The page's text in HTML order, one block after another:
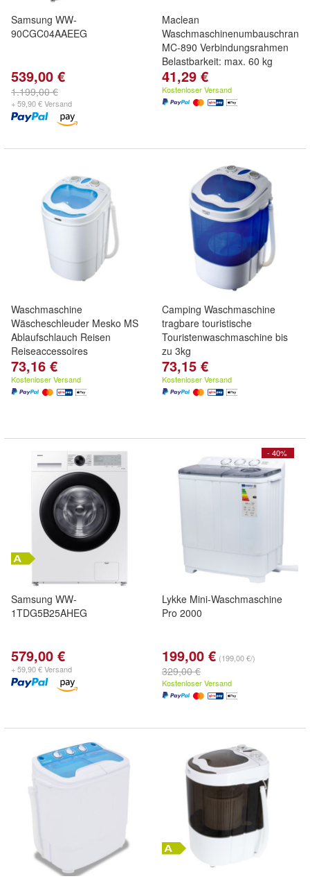
Samsung WW-
90CGC04AAEEG
539,00 €
1.199,00 €
+ 59,90 € Versand
Maclean
Waschmaschinenumbauschrank
MC-890 Verbindungsrahmen
Belastbarkeit: max. 60 kg
41,29 €
Kostenloser Versand
Waschmaschine
Wäscheschleuder Mesko MS
Ablaufschlauch Reisen
Reiseaccessoires
73,16 €
Kostenloser Versand
Camping Waschmaschine
tragbare touristische
Touristenwaschmaschine bis
zu 3kg
73,15 €
Kostenloser Versand
Samsung WW-
1TDG5B25AHEG
579,00 €
+ 59,90 € Versand
- 40%
Lykke Mini-Waschmaschine
Pro 2000
199,00 € (199,00 €/)
329,00 €
Kostenloser Versand